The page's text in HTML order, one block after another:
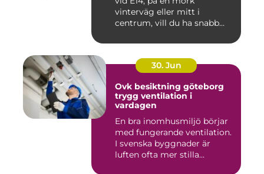
vinterväg eller mitt i
centrum, vill du ha snabb
30. Jun
Ovk besiktning göteborg
trygg ventilation i
vardagen
En bra inomhusmiljö börjar
med fungerande ventilation.
I svenska byggnader är
luften ofta mer stilla...